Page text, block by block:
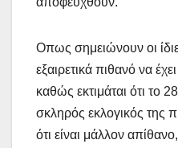
Οπως σημειώνουν οι
εξαιρετικά πιθανό να
καθώς εκτιμάται ότι το
σκληρός εκλογικός της
ότι είναι μάλλον